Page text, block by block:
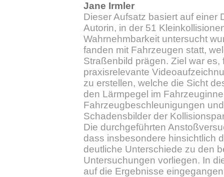
Jane Irmler
Dieser Aufsatz basiert auf einer
Autorin, in der 51
Wahrnehmbarkeit untersucht
fanden mit Fahrzeugen statt,
Straßenbild prägen. Ziel war es,
praxisrelevante
zu erstellen, welche die Sicht
den Lärmpegel im
Fahrzeugbeschleunigungen
Schadensbilder der
Die durchgeführten
dass insbesondere hinsichtlich
deutliche Unterschiede zu den
Untersuchungen vorliegen. In
auf die Ergebnisse